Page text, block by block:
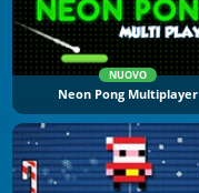
NUOVO
Neon Pong Multiplayer